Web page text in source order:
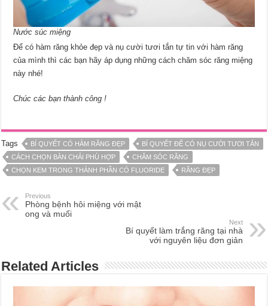
Nước súc miệng
Để có hàm răng khỏe đẹp và nụ cười tươi tắn tự tin với hàm răng
của mình thì các bạn hãy áp dụng những cách chăm sóc răng miệng
này nhé!
Chúc các bạn thành công !
Tags BÍ QUYẾT CÓ HÀM RĂNG ĐẸP
BÍ QUYẾT ĐỂ CÓ NỤ CƯỜI TƯƠI TẮN
CÁCH CHỌN BÀN CHẢI PHÙ HỢP
CHĂM SÓC RĂNG
CHỌN KEM TRONG THÀNH PHẦN CÓ FLUORIDE
RĂNG ĐẸP
Previous
Phòng bệnh hôi miệng với mật
ong và muối
Next
Bí quyết làm trắng răng tại nhà
với nguyên liệu đơn giản
Related Articles